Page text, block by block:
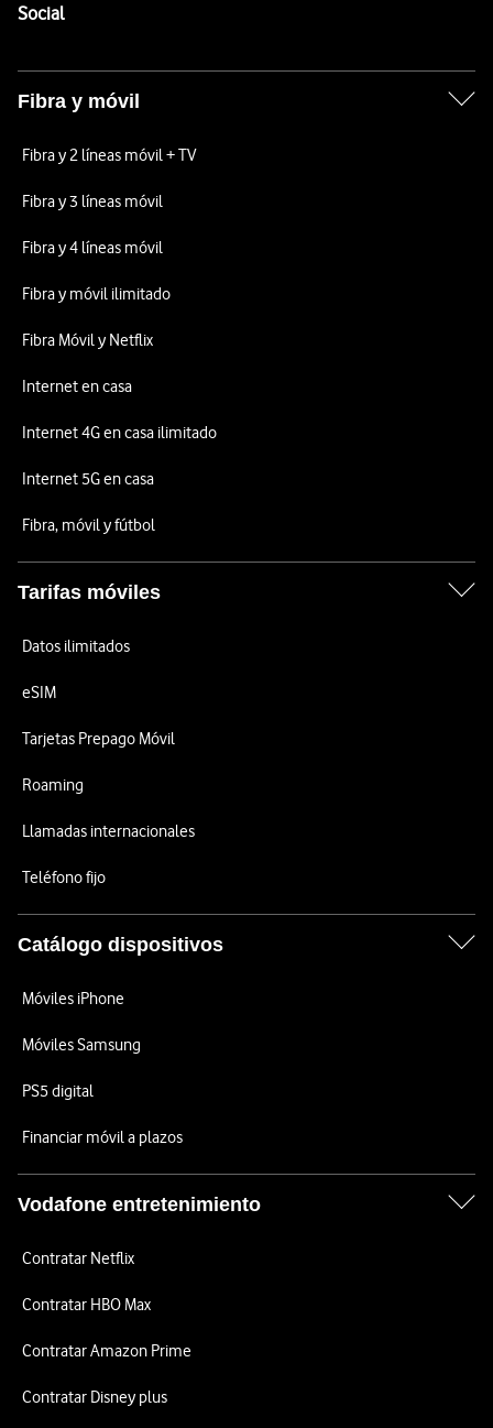
SocialEnlaces a las redes sociales de Vodafone
Fibra y móvil
Fibra y 2 líneas móvil + TV
Fibra y 3 líneas móvil
Fibra y 4 líneas móvil
Fibra y móvil ilimitado
Fibra Móvil y Netflix
Internet en casa
Internet 4G en casa ilimitado
Internet 5G en casa
Fibra, móvil y fútbol
Tarifas móviles
Datos ilimitados
eSIM
Tarjetas Prepago Móvil
Roaming
Llamadas internacionales
Teléfono fijo
Catálogo dispositivos
Móviles iPhone
Móviles Samsung
PS5 digital
Financiar móvil a plazos
Vodafone entretenimiento
Contratar Netflix
Contratar HBO Max
Contratar Amazon Prime
Contratar Disney plus